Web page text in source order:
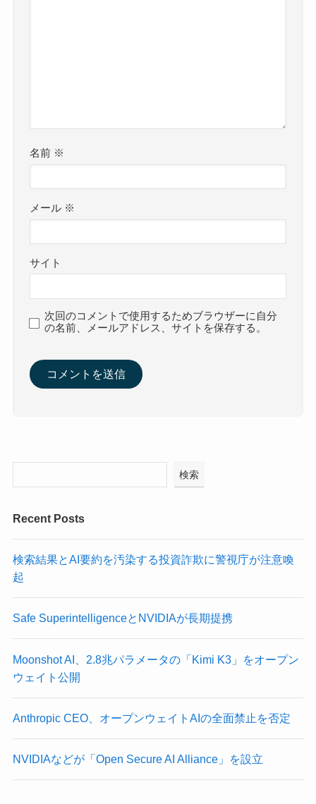
名前 ※
メール ※
サイト
次回のコメントで使用するためブラウザーに自分
の名前、メールアドレス、サイトを保存する。
検索
Recent Posts
検索結果とAI要約を汚染する投資詐欺に警視庁が注意喚
起
Safe SuperintelligenceとNVIDIAが長期提携
Moonshot AI、2.8兆パラメータの「Kimi K3」をオープン
ウェイト公開
Anthropic CEO、オープンウェイトAIの全面禁止を否定
NVIDIAなどが「Open Secure AI Alliance」を設立